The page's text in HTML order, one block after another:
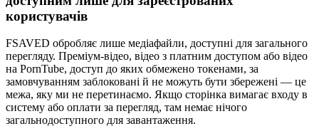
користувачів
FSAVED обробляє лише медіафайли, доступні для загального
перегляду. Преміум-відео, відео з платним доступом або відео
на PornTube, доступ до яких обмежено токенами, за
замовчуванням заблоковані й не можуть бути збережені — це
межа, яку ми не перетинаємо. Якщо сторінка вимагає входу в
систему або оплати за перегляд, там немає нічого
загальнодоступного для завантаження.